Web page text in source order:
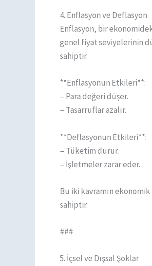
4. Enflasyon ve Deflasyon
Enflasyon, bir
genel fiyat seviyelerinin
sahiptir.
**Enflasyonun Etkileri**:
– Para değeri düşer.
– Tasarruflar azalır.
**Deflasyonun Etkileri**:
– Tüketim durur.
– İşletmeler zarar eder.
Bu iki kavramın
sahiptir.
###
5. İçsel ve Dışsal Şoklar